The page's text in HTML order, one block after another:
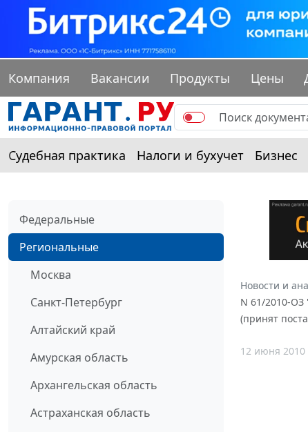
Компания Вакансии Продукты Цены
Судебная практика Налоги и бухучет Бизнес
Федеральные
Региональные
Москва
Санкт-Петербург
Алтайский край
Амурская область
Архангельская область
Астраханская область
Новости и
N 61/2010-ОЗ
(принят
12 июня 2010